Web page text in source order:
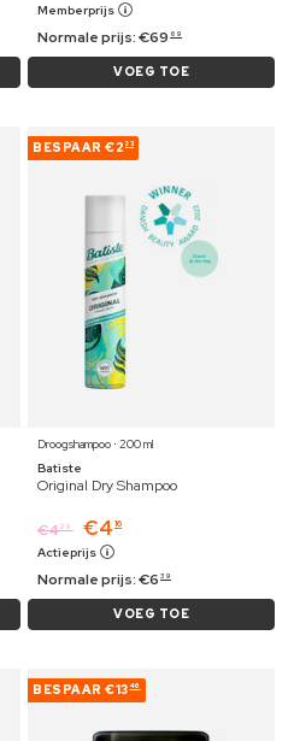
Memberprijs
Normale prijs:€69 69
VOEG TOE
BESPAAR €2 23
Droogshampoo ⋅ 200 ml
Batiste
Original Dry Shampoo
€429 €4 16
Actieprijs
Normale prijs:€6 39
VOEG TOE
BESPAAR €13 46